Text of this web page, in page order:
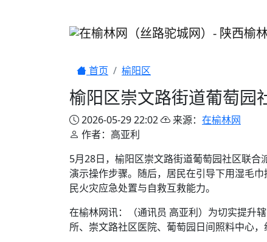
首页 榆阳区
榆阳区崇文路街道葡萄园
2026-05-29 22:02 来源： 在榆林网
作者：高亚利
5月28日，榆阳区崇文路街道葡萄园社区联
演示操作步骤。随后，居民在引导下用湿毛
民火灾应急处置与自救互救能力。
在榆林网讯：（通讯员 高亚利）为切实提升
所、崇文路社区医院、葡萄园日间照料中心